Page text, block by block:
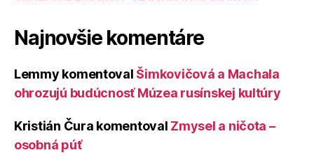
Najnovšie komentáre
Lemmy komentoval Šimkovičová a Machala
ohrozujú budúcnosť Múzea rusínskej kultúry
Kristián Čura komentoval Zmysel a ničota –
osobná púť